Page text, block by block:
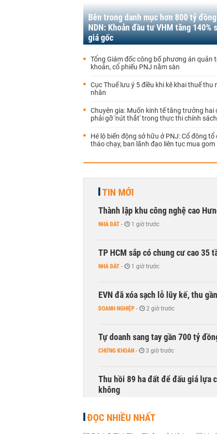
Bên trong danh mục hơn 800 tỷ
NDN: Khoản đầu tư VHM tăng 140%
giá gốc
Tổng Giám đốc công bố phương án quản
khoản, cổ phiếu PNJ nằm sàn
Cục Thuế lưu ý 5 điều khi kê khai thuế thu
nhân
Chuyên gia: Muốn kinh tế tăng trưởng hai
phải gỡ 'nút thắt' trong thực thi chính sách
Hé lộ biến động sở hữu ở PNJ: Cổ đông tổ
tháo chạy, ban lãnh đạo liên tục mua gom
TIN MỚI
Thành lập khu công nghệ cao
NHÀ ĐẤT - 1 giờ trước
TP HCM sắp có chung cư cao 35
NHÀ ĐẤT - 1 giờ trước
EVN đã xóa sạch lỗ lũy kế, thu
DOANH NGHIỆP - 2 giờ trước
Tự doanh sang tay gần 700 tỷ
CHỨNG KHOÁN - 3 giờ trước
Thu hồi 89 ha đất để đấu giá lựa
không
Dòng tiền ngoại bất ngờ trở lại
ĐỌC NHIỀU NHẤT